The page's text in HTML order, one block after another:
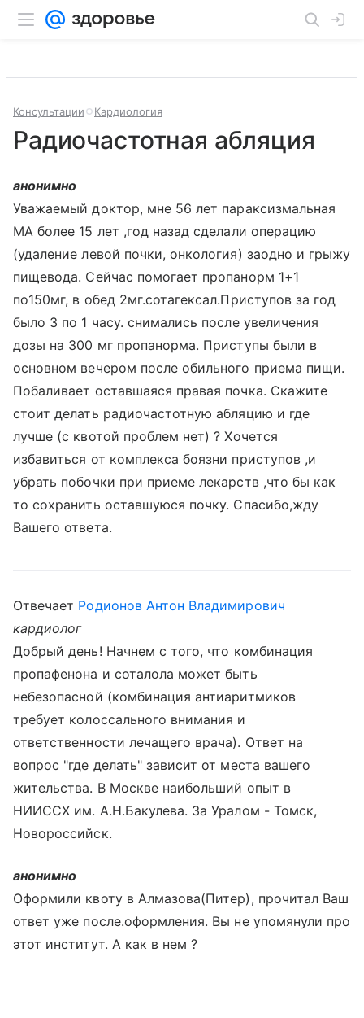
Консультации Кардиология
Радиочастотная абляция
анонимно
Уважаемый доктор, мне 56 лет параксизмальная
МА более 15 лет ,год назад сделали операцию
(удаление левой почки, онкология) заодно и грыжу
пищевода. Сейчас помогает пропанорм 1+1
по150мг, в обед 2мг.сотагексал.Приступов за год
было 3 по 1 часу. снимались после увеличения
дозы на 300 мг пропанорма. Приступы были в
основном вечером после обильного приема пищи.
Побаливает оставшаяся правая почка. Скажите
стоит делать радиочастотную абляцию и где
лучше (с квотой проблем нет) ? Хочется
избавиться от комплекса боязни приступов ,и
убрать побочки при приеме лекарств ,что бы как
то сохранить оставшуюся почку. Спасибо,жду
Вашего ответа.
Отвечает Родионов Антон Владимирович
кардиолог
Добрый день! Начнем с того, что комбинация
пропафенона и соталола может быть
небезопасной (комбинация антиаритмиков
требует колоссального внимания и
ответственности лечащего врача). Ответ на
вопрос "где делать" зависит от места вашего
жительства. В Москве наибольший опыт в
НИИССХ им. А.Н.Бакулева. За Уралом - Томск,
Новороссийск.
анонимно
Оформили квоту в Алмазова(Питер), прочитал Ваш
ответ уже после.оформления. Вы не упомянули про
этот институт. А как в нем ?